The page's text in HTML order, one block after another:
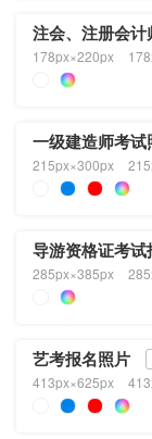
注会、注册会
178px×220px
一级建造师考试
215px×300px
导游资格证考试
285px×385px
艺考报名照片
413px×625px